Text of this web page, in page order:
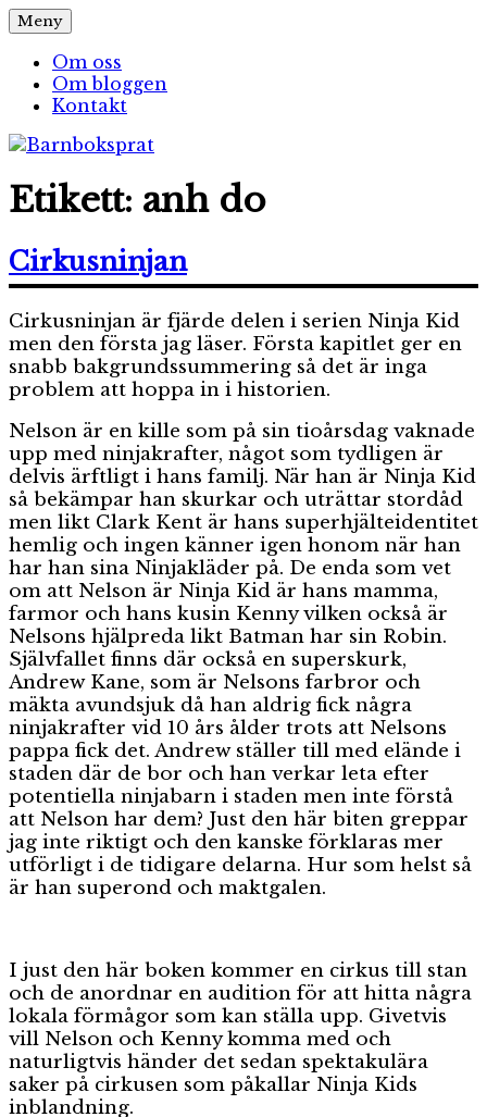
Hoppa
till
innehåll
Barnboksprat
– en blogg om barnböcker
Meny
Om oss
Om bloggen
Kontakt
Etikett: anh do
Cirkusninjan
Cirkusninjan är fjärde delen i serien Ninja Kid
men den första jag läser. Första kapitlet ger en
snabb bakgrundssummering så det är inga
problem att hoppa in i historien.
Nelson är en kille som på sin tioårsdag vaknade
upp med ninjakrafter, något som tydligen är
delvis ärftligt i hans familj. När han är Ninja Kid
så bekämpar han skurkar och uträttar stordåd
men likt Clark Kent är hans superhjälteidentitet
hemlig och ingen känner igen honom när han
har han sina Ninjakläder på. De enda som vet
om att Nelson är Ninja Kid är hans mamma,
farmor och hans kusin Kenny vilken också är
Nelsons hjälpreda likt Batman har sin Robin.
Självfallet finns där också en superskurk,
Andrew Kane, som är Nelsons farbror och
mäkta avundsjuk då han aldrig fick några
ninjakrafter vid 10 års ålder trots att Nelsons
pappa fick det. Andrew ställer till med elände i
staden där de bor och han verkar leta efter
potentiella ninjabarn i staden men inte förstå
att Nelson har dem? Just den här biten greppar
jag inte riktigt och den kanske förklaras mer
utförligt i de tidigare delarna. Hur som helst så
är han superond och maktgalen.
I just den här boken kommer en cirkus till stan
och de anordnar en audition för att hitta några
lokala förmågor som kan ställa upp. Givetvis
vill Nelson och Kenny komma med och
naturligtvis händer det sedan spektakulära
saker på cirkusen som påkallar Ninja Kids
inblandning.